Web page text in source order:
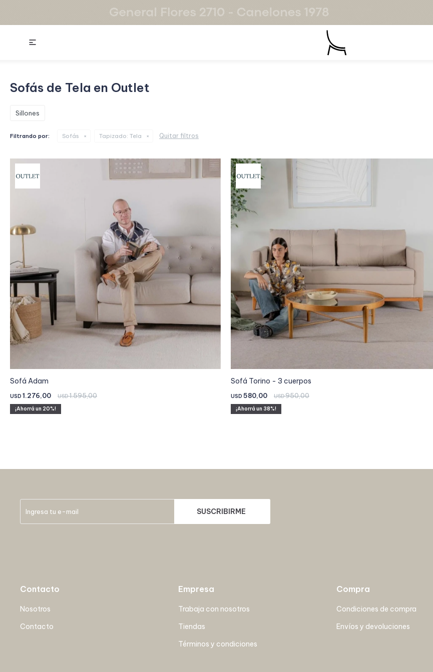

Sofás de Tela en Outlet
Sillones
Filtrando por: Sofás Tapizado: Tela Quitar filtros
Sofá Adam
USD 1.276,00 USD1.595,00
20
Sofá Torino - 3 cuerpos
USD 580,00 USD950,00
38
SUSCRIBIRME
Contacto
Nosotros
Contacto
Empresa
Trabaja con nosotros
Tiendas
Términos y condiciones
Compra
Condiciones de compra
Envíos y devoluciones